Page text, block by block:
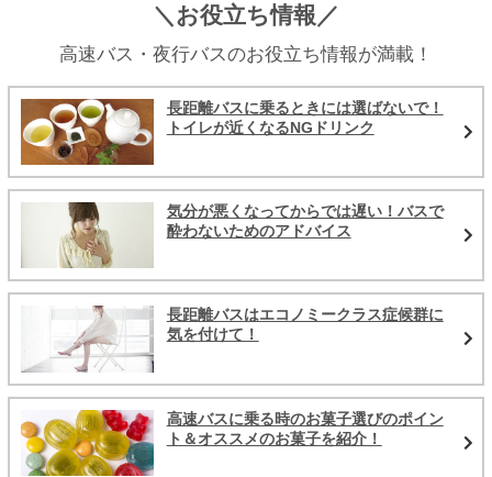
＼お役立ち情報／
高速バス・夜行バスのお役立ち情報が満載！
長距離バスに乗るときには選ばないで！
トイレが近くなるNGドリンク
気分が悪くなってからでは遅い！バスで
酔わないためのアドバイス
長距離バスはエコノミークラス症候群に
気を付けて！
高速バスに乗る時のお菓子選びのポイン
ト＆オススメのお菓子を紹介！